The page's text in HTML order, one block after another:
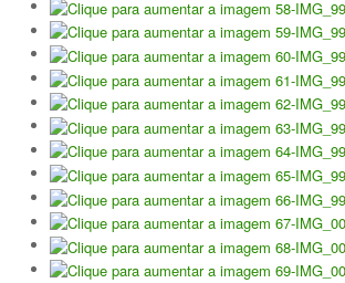
Torneio Inauguração das Bancadas
Torneio Extracarnes III
Torneio Extracarnes IV
Galeria 2013
Open S. Martinho
Open Aniversário
Torneio Raqueta por um Sorriso